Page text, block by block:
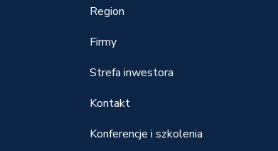
Region
Firmy
Strefa inwestora
Kontakt
Konferencje i szkolenia